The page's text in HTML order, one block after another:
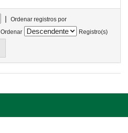
|
Ordenar registros por
Ordenar
Registro(s)